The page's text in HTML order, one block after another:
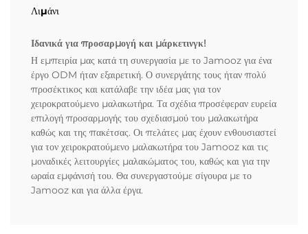
Λιμάνι
Ιδανικά για προσαρμογή και μάρκετινγκ!
Η εμπειρία μας κατά τη συνεργασία με το Jamooz για ένα
έργο ODM ήταν εξαιρετική. Ο συνεργάτης τους ήταν πολύ
προσέκτικος και κατάλαβε την ιδέα μας για τον
χειροκρατούμενο μαλακωτήρα. Τα σχέδια προσέφεραν ευρεία
επιλογή προσαρμογής του σχεδιασμού του μαλακωτήρα
καθώς και της πακέτσας. Οι πελάτες μας έχουν ενθουσιαστεί
για τον χειροκρατούμενο μαλακωτήρα του Jamooz και τις
μοναδικές λειτουργίες μαλακώματος του, καθώς και για την
ωραία εμφάνισή του. Θα συνεργαστούμε σίγουρα με το
Jamooz και για άλλα έργα.